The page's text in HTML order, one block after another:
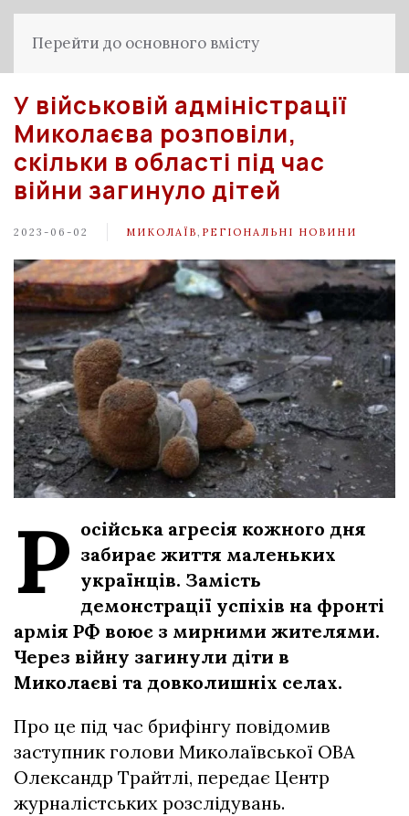
Перейти до основного вмісту
У військовій адміністрації
Миколаєва розповіли,
скільки в області під час
війни загинуло дітей
2023-06-02 МИКОЛАЇВ РЕГІОНАЛЬНІ НОВИНИ
Р осійська агресія кожного дня
забирає життя маленьких
українців. Замість
демонстрації успіхів на фронті
армія РФ воює з мирними жителями.
Через війну загинули діти в
Миколаєві та довколишніх селах.
Про це під час брифінгу повідомив
заступник голови Миколаївської ОВА
Олександр Трайтлі, передає Центр
журналістських розслідувань.